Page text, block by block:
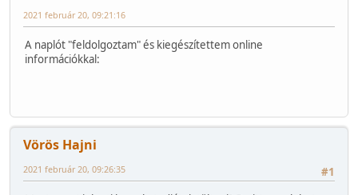
2021 február 20, 09:21:16
A naplót "feldolgoztam" és kiegészítettem online
információkkal:
Vörös Hajni
#1
2021 február 20, 09:26:35